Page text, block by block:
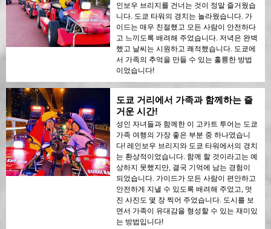
인보우 브리지를 건너는 것이 정말 즐거웠습
니다. 도쿄 타워의 경치는 놀라웠습니다. 가
이드는 매우 친절했고 모든 사람이 안전하다
고 느끼도록 배려해 주었습니다. 저녁은 완벽
했고 날씨는 시원하고 쾌적했습니다. 도쿄에
서 가족의 추억을 만들 수 있는 훌륭한 방법
이었습니다!
도쿄 거리에서 가족과 함께하는 즐
거운 시간!
성인 자녀들과 함께한 이 고카트 투어는 도쿄
가족 여행의 가장 좋은 부분 중 하나였습니
다! 레인보우 브리지와 도쿄 타워에서의 경치
는 환상적이었습니다. 함께 할 것이라고는 예
상하지 못했지만, 결국 기억에 남는 경험이
되었습니다. 가이드가 모든 사람이 편안하고
안전하게 지낼 수 있도록 배려해 주었고, 멋
진 사진도 몇 장 찍어 주었습니다. 도시를 보
면서 가족이 유대감을 형성할 수 있는 재미있
는 방법입니다!